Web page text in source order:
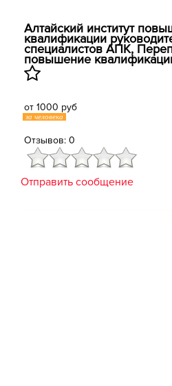
Алтайский институт
квалификации
специалистов АПК,
повышение
от 1000 руб
за человека
Отзывов: 0
Отправить сообщение